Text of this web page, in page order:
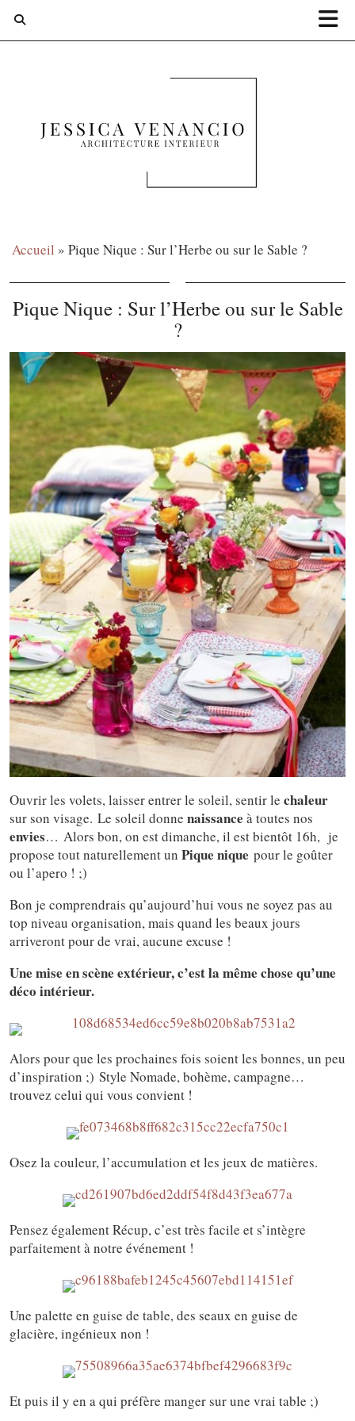
Accueil » Pique Nique : Sur l’Herbe ou sur le Sable ?
Pique Nique : Sur l’Herbe ou sur le Sable
?
Ouvrir les volets, laisser entrer le soleil, sentir le chaleur
sur son visage. Le soleil donne naissance à toutes nos
envies… Alors bon, on est dimanche, il est bientôt 16h, je
propose tout naturellement un Pique nique pour le goûter
ou l’apero ! ;)
Bon je comprendrais qu’aujourd’hui vous ne soyez pas au
top niveau organisation, mais quand les beaux jours
arriveront pour de vrai, aucune excuse !
Une mise en scène extérieur, c’est la même chose qu’une
déco intérieur.
Alors pour que les prochaines fois soient les bonnes, un peu
d’inspiration ;) Style Nomade, bohème, campagne…
trouvez celui qui vous convient !
Osez la couleur, l’accumulation et les jeux de matières.
Pensez également Récup, c’est très facile et s’intègre
parfaitement à notre événement !
Une palette en guise de table, des seaux en guise de
glacière, ingénieux non !
Et puis il y en a qui préfère manger sur une vrai table ;)